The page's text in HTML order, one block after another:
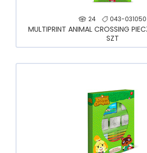
24 043-031050
MULTIPRINT ANIMAL CROSSING
SZT